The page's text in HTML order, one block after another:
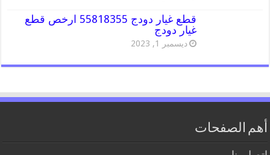
قطع غيار دودج 55818355 ارخص قطع
غيار دودج
ديسمبر 1, 2023
أهم الصفحات